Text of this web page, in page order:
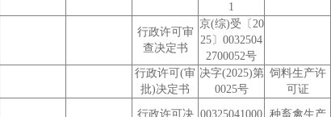
1
行政许可审
查决定书
京(综)受〔20
25〕0032504
2700052号
行政许可(审
批)决定书
决字(2025)第
0025号
饲料生产许
可证
行政许可决 00325041000 种畜禽生产